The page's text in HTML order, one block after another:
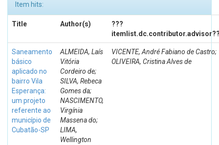
Item hits:
Title Author(s)
???
Saneamento
básico
aplicado no
bairro Vila
Esperança:
um projeto
referente ao
município de
Cubatão-SP
ALMEIDA, Laís
Vitória
Cordeiro de;
SILVA, Rebeca
Gomes da;
NASCIMENTO,
Virgínia
Massena do;
LIMA,
Wellington
VICENTE, André Fabiano de Castro;
OLIVEIRA, Cristina Alves de